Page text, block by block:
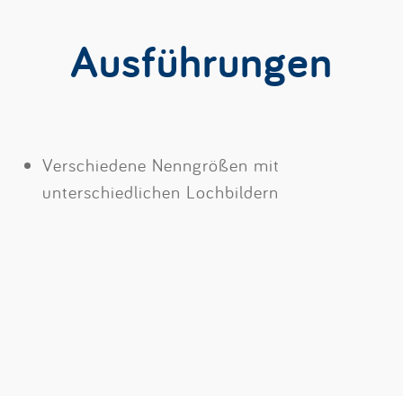
Ausführungen
Verschiedene Nenngrößen mit
unterschiedlichen Lochbildern